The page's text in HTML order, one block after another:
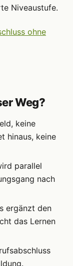
Niveaustufe.
ohne
Weg?
keine
hinaus, keine
parallel
nach
ergänzt den
das Lernen